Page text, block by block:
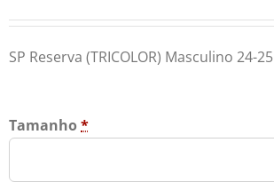
SP Reserva (TRICOLOR) Masculino 24-25
Tamanho *